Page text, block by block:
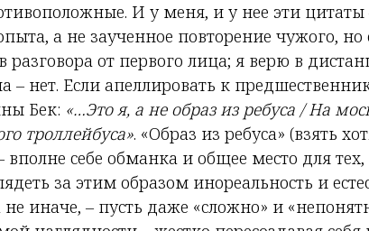
И у меня, и у нее эти цитаты
а не заученное повторение чужого, но
разговора от первого лица; я верю в
– нет. Если апеллировать к
Бек: «…Это я, а не образ из ребуса / На
троллейбуса». «Образ из ребуса» (взять
вполне себе обманка и общее место для
за этим образом инореальность и
не иначе, – пусть даже «сложно» и